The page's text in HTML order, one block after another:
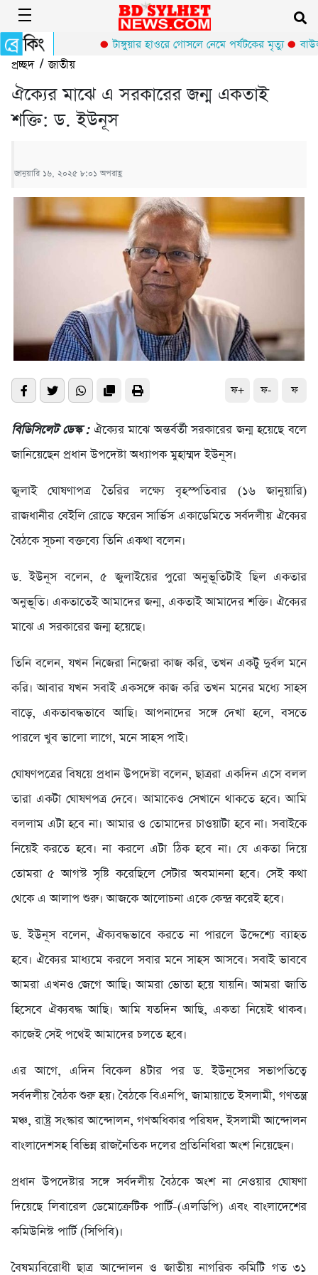
টাঙ্গুয়ার হাওরে গোসলে নেমে পর্যটকের মৃত্যু
প্রচ্ছদ/জাতীয়
ঐক্যের মাঝে এ সরকারের জন্ম একতাই
শক্তি: ড. ইউনূস
জানুয়ারি ১৬, ২০২৫ ৮:০১ অপরাহ্ণ
ফ+ ফ- ফ
বিডিসিলেট ডেস্ক : ঐক্যের মাঝে অন্তর্বর্তী সরকারের জন্ম হয়েছে বলে
জানিয়েছেন প্রধান উপদেষ্টা অধ্যাপক মুহাম্মদ ইউনূস।
জুলাই ঘোষণাপত্র তৈরির লক্ষ্যে বৃহস্পতিবার (১৬ জানুয়ারি)
রাজধানীর বেইলি রোডে ফরেন সার্ভিস একাডেমিতে সর্বদলীয় ঐক্যের
বৈঠকে সূচনা বক্তব্যে তিনি একথা বলেন।
ড. ইউনূস বলেন, ৫ জুলাইয়ের পুরো অনুভূতিটাই ছিল একতার
অনুভূতি। একতাতেই আমাদের জন্ম, একতাই আমাদের শক্তি। ঐক্যের
মাঝে এ সরকারের জন্ম হয়েছে।
তিনি বলেন, যখন নিজেরা নিজেরা কাজ করি, তখন একটু দুর্বল মনে
করি। আবার যখন সবাই একসঙ্গে কাজ করি তখন মনের মধ্যে সাহস
বাড়ে, একতাবদ্ধভাবে আছি। আপনাদের সঙ্গে দেখা হলে, বসতে
পারলে খুব ভালো লাগে, মনে সাহস পাই।
ঘোষণপত্রের বিষয়ে প্রধান উপদেষ্টা বলেন, ছাত্ররা একদিন এসে বলল
তারা একটা ঘোষণপত্র দেবে। আমাকেও সেখানে থাকতে হবে। আমি
বললাম এটা হবে না। আমার ও তোমাদের চাওয়াটা হবে না। সবাইকে
নিয়েই করতে হবে। না করলে এটা ঠিক হবে না। যে একতা দিয়ে
তোমরা ৫ আগস্ট সৃষ্টি করেছিলে সেটার অবমাননা হবে। সেই কথা
থেকে এ আলাপ শুরু। আজকে আলোচনা একে কেন্দ্র করেই হবে।
ড. ইউনূস বলেন, ঐক্যবদ্ধভাবে করতে না পারলে উদ্দেশ্যে ব্যাহত
হবে। ঐক্যের মাধ্যমে করলে সবার মনে সাহস আসবে। সবাই ভাববে
আমরা এখনও জেগে আছি। আমরা ভোতা হয়ে যায়নি। আমরা জাতি
হিসেবে ঐক্যবদ্ধ আছি। আমি যতদিন আছি, একতা নিয়েই থাকব।
কাজেই সেই পথেই আমাদের চলতে হবে।
এর আগে, এদিন বিকেল ৪টার পর ড. ইউনূসের সভাপতিত্বে
সর্বদলীয় বৈঠক শুরু হয়। বৈঠকে বিএনপি, জামায়াতে ইসলামী, গণতন্ত্র
মঞ্চ, রাষ্ট্র সংস্কার আন্দোলন, গণঅধিকার পরিষদ, ইসলামী আন্দোলন
বাংলাদেশসহ বিভিন্ন রাজনৈতিক দলের প্রতিনিধিরা অংশ নিয়েছেন।
প্রধান উপদেষ্টার সঙ্গে সর্বদলীয় বৈঠকে অংশ না নেওয়ার ঘোষণা
দিয়েছে লিবারেল ডেমোক্রেটিক পার্টি-(এলডিপি) এবং বাংলাদেশের
কমিউনিস্ট পার্টি (সিপিবি)।
বৈষম্যবিরোধী ছাত্র আন্দোলন ও জাতীয় নাগরিক কমিটি গত ৩১